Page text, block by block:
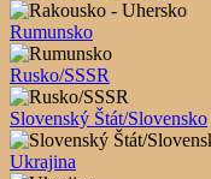
Rumunsko
Rusko/SSSR
Slovenský Štát/Slovensko
Ukrajina